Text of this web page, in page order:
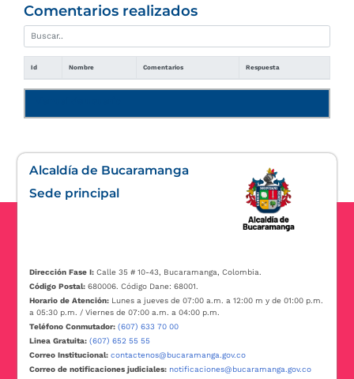
Comentarios realizados
Id Nombre Comentarios Respuesta
Alcaldía de Bucaramanga
Sede principal
Dirección Fase I:Calle 35 # 10-43, Bucaramanga, Colombia.
Código Postal: 680006. Código Dane: 68001.
Horario de Atención: Lunes a jueves de 07:00 a.m. a 12:00 m y de 01:00 p.m.
a 05:30 p.m. / Viernes de 07:00 a.m. a 04:00 p.m.
Teléfono Conmutador: (607) 633 70 00
Linea Gratuita: (607) 652 55 55
Correo Institucional: contactenos@bucaramanga.gov.co
Correo de notificaciones judiciales: notificaciones@bucaramanga.gov.co